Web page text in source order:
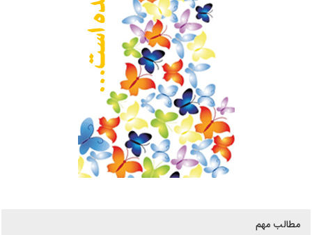
مطالب مهم